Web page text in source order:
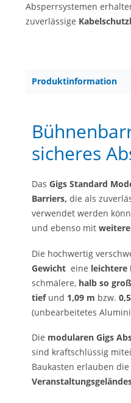
Absperrsystemen
zuverlässige
Produktinformation
sicheres
Das Gigs Standard
Barriers, die als
verwendet werden
und ebenso mit
Die hochwertig
Gewicht eine leichtere
schmälere, halb so
tief und 1,09 m bzw.
(unbearbeitetes
Die modularen Gigs
sind kraftschlüssig
Baukasten erlauben